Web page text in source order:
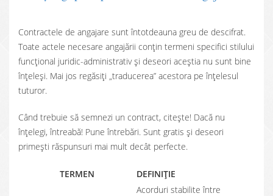
Contractele de angajare sunt întotdeauna greu de descifrat.
Toate actele necesare angajării conțin termeni specifici stilului
funcțional juridic-administrativ și deseori aceștia nu sunt bine
înțeleși. Mai jos regăsiți „traducerea” acestora pe înțelesul
tuturor.
Când trebuie să semnezi un contract, citește! Dacă nu
înțelegi, întreabă! Pune întrebări. Sunt gratis și deseori
primești răspunsuri mai mult decât perfecte.
TERMEN DEFINIȚIE
Acorduri stabilite între